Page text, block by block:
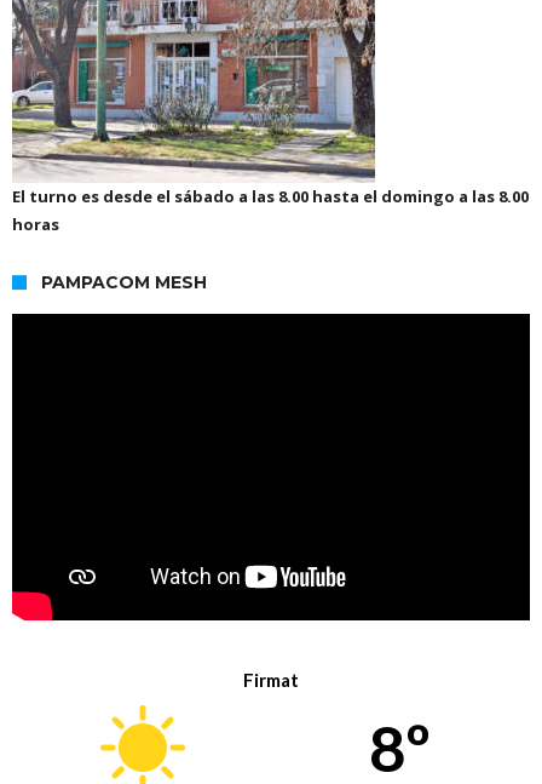
El turno es desde el sábado a las 8.00 hasta el domingo a las 8.00
horas
PAMPACOM MESH
Firmat
8º